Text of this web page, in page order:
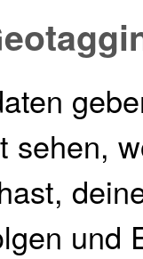
sehen,
und